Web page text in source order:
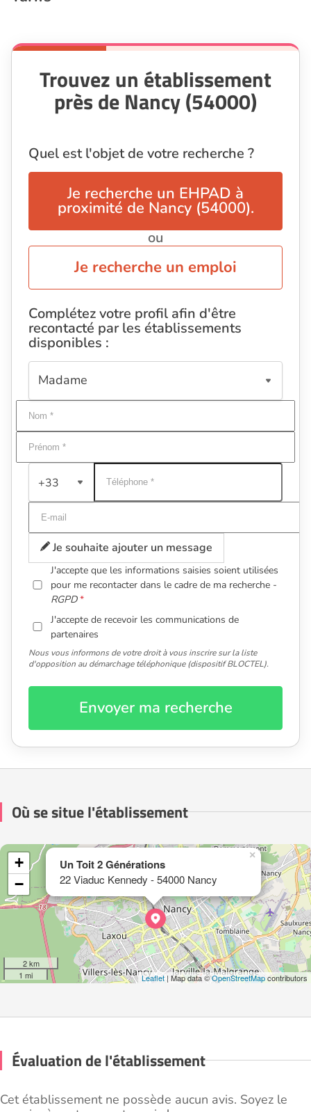
Trouvez un établissement
près de Nancy (54000)
Quel est l'objet de votre recherche ?
Je recherche un EHPAD à
proximité de Nancy (54000).
ou
Je recherche un emploi
Complétez votre profil afin d'être
recontacté par les établissements
disponibles :
+33
Je souhaite ajouter un message
J'accepte que les informations saisies soient utilisées
pour me recontacter dans le cadre de ma recherche -
RGPD
J'accepte de recevoir les communications de
partenaires
Nous vous informons de votre droit à vous inscrire sur la liste
d'opposition au démarchage téléphonique (dispositif BLOCTEL).
Envoyer ma recherche
Où se situe l'établissement
Un Toit 2 Générations
22 Viaduc Kennedy - 54000 Nancy
×
+
−
2 km
1 mi
Leaflet | Map data ©OpenStreetMapcontributors
Évaluation de l'établissement
Cet établissement ne possède aucun avis. Soyez le